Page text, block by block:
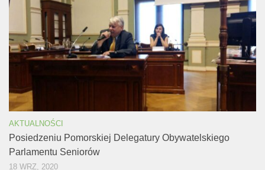
AKTUALNOŚCI
Posiedzeniu Pomorskiej Delegatury Obywatelskiego
Parlamentu Seniorów
18 WRZ, 2020